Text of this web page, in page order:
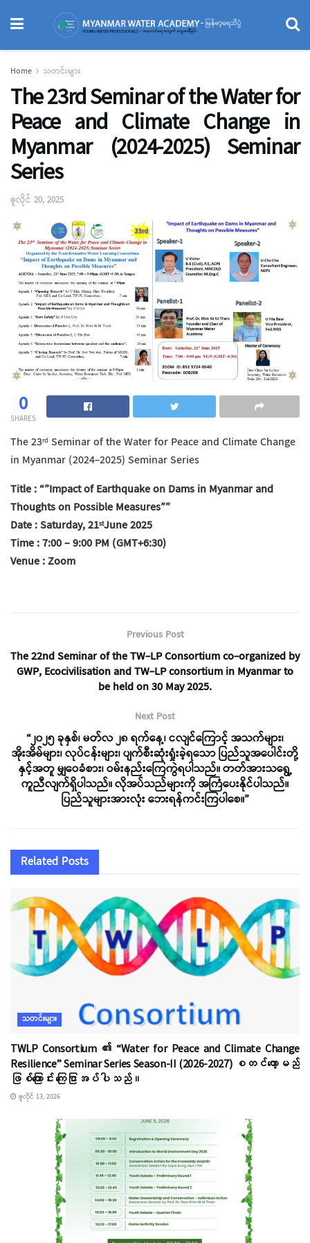
Home သတင်းများ
The 23rd Seminar of the Water for
Peace and Climate Change in
Myanmar (2024-2025) Seminar
Series
ဇူလိုင် 20, 2025
0
SHARES
The 23rd Seminar of the Water for Peace and Climate Change
in Myanmar (2024-2025) Seminar Series
Title : “”Impact of Earthquake on Dams in Myanmar and
Thoughts on Possible Measures””
Date : Saturday, 21stJune 2025
Time : 7:00 – 9:00 PM (GMT+6:30)
Venue : Zoom
Previous Post
The 22nd Seminar of the TW-LP Consortium co-organized by
GWP, Ecocivilisation and TW-LP consortium in Myanmar to
be held on 30 May 2025.
Next Post
“၂၀၂၅ ခုနှစ်၊ မတ်လ ၂၈ ရက်နေ့၊ ငလျင်ကြောင့် အသက်များ၊
အိုးအိမ်များ၊ လုပ်ငန်းများ၊ ပျက်စီးဆုံးရှုံးခဲ့ရသော ပြည်သူအပေါင်းတို့
နှင့်အတူ မျှဝေခံစား၊ ဝမ်းနည်းကြေကွဲရပါသည်။ တတ်အားသရွေ့
ကူညီလျက်ရှိပါသည်။ လိုအပ်သည်များကို အကြံပေးနိုင်ပါသည်။
ပြည်သူများအားလုံး ဘေးရန်ကင်းကြပါစေ။”
Related Posts
သတင်းများ
TWLP Consortium ၏ “Water for Peace and Climate Change
Resilience” Seminar Series Season-II (2026-2027) စတင်တော့မည်
ဖြစ်ကြောင်း ကြေငြာအပ်ပါသည်။
ဇူလိုင် 13, 2026